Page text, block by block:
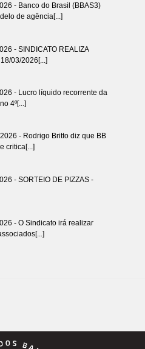
- Banco do Brasil (BBAS3)
de agência[...]
- SINDICATO REALIZA
03/2026[...]
- Lucro líquido recorrente da
4º[...]
- Rodrigo Britto diz que BB
critica[...]
- SORTEIO DE PIZZAS -
- O Sindicato irá realizar